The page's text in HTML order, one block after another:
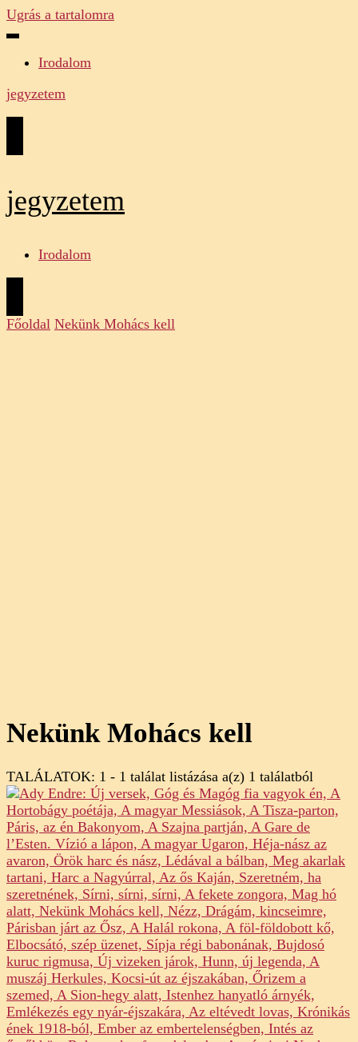
Ugrás a tartalomra
Irodalom
jegyzetem
jegyzetem
Irodalom
Főoldal Nekünk Mohács kell
Nekünk Mohács kell
TALÁLATOK: 1 - 1 találat listázása a(z) 1 találatból